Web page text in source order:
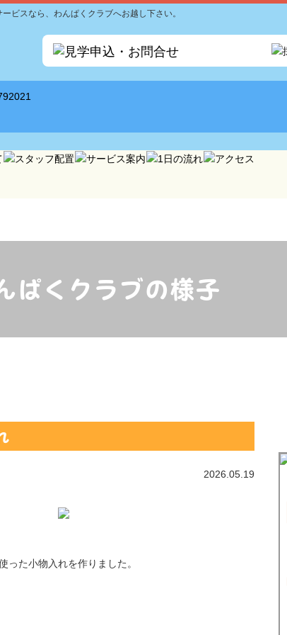
ビスなら、わんぱくクラブへお越し下さい。
ぱくクラブの様子
2026.05.19
った小物入れを作りました。